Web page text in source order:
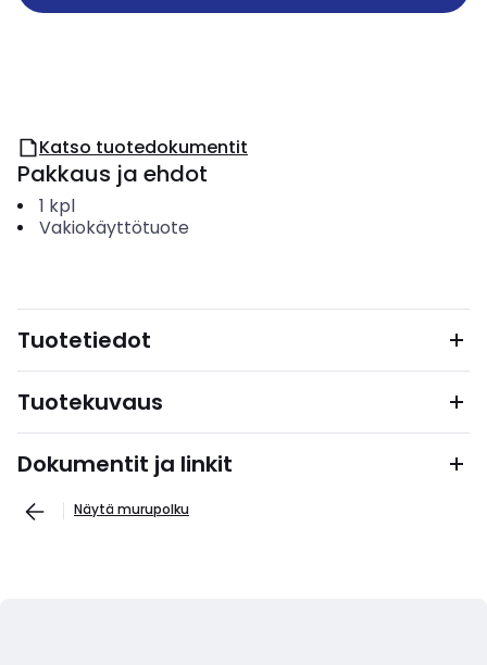
Katso tuotedokumentit
Pakkaus ja ehdot
1 kpl
Vakiokäyttötuote
Tuotetiedot
Tuotekuvaus
Dokumentit ja linkit
Näytä murupolku